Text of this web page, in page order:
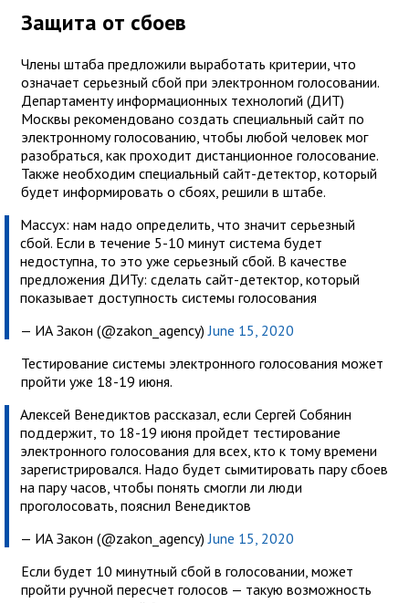
Защита от сбоев
Члены штаба предложили выработать критерии, что
означает серьезный сбой при электронном голосовании.
Департаменту информационных технологий (ДИТ)
Москвы рекомендовано создать специальный сайт по
электронному голосованию, чтобы любой человек мог
разобраться, как проходит дистанционное голосование.
Также необходим специальный сайт-детектор, который
будет информировать о сбоях, решили в штабе.
Массух: нам надо определить, что значит серьезный
сбой. Если в течение 5-10 минут система будет
недоступна, то это уже серьезный сбой. В качестве
предложения ДИТу: сделать сайт-детектор, который
показывает доступность системы голосования
— ИА Закон (@zakon_agency)June 15, 2020
Тестирование системы электронного голосования может
пройти уже 18-19 июня.
Алексей Венедиктов рассказал, если Сергей Собянин
поддержит, то 18-19 июня пройдет тестирование
электронного голосования для всех, кто к тому времени
зарегистрировался. Надо будет сымитировать пару сбоев
на пару часов, чтобы понять смогли ли люди
проголосовать, пояснил Венедиктов
— ИА Закон (@zakon_agency)June 15, 2020
Если будет 10 минутный сбой в голосовании, может
пройти ручной пересчет голосов — такую возможность